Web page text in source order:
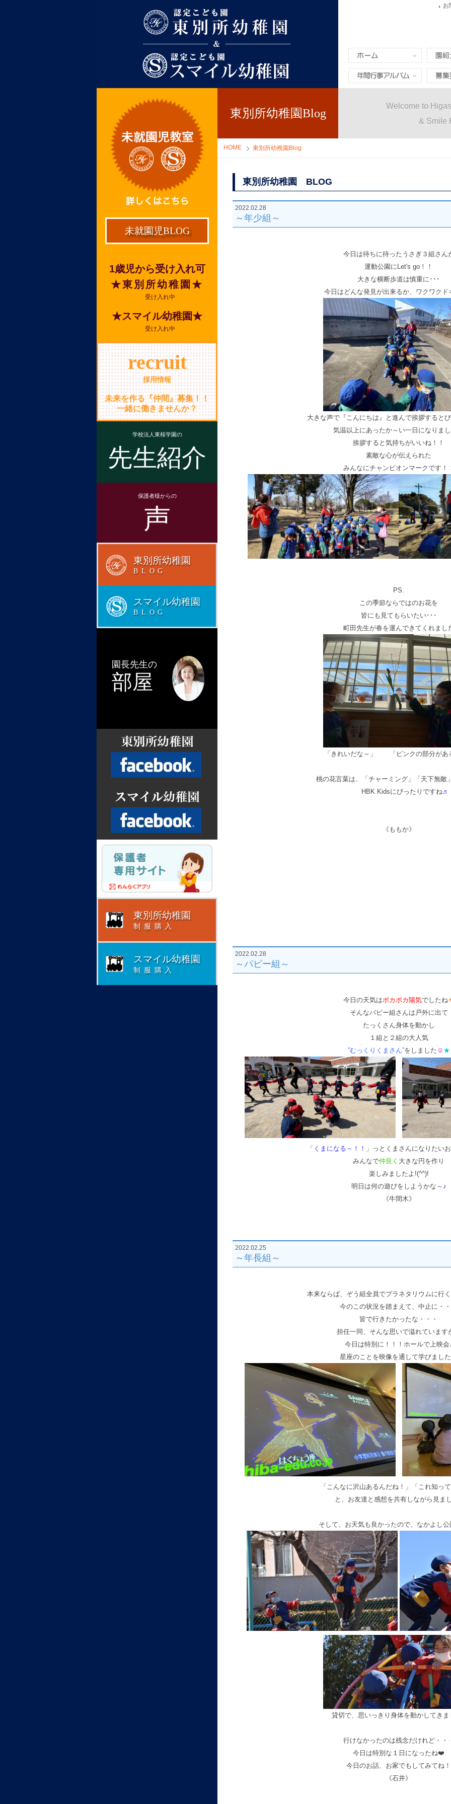
お
園紹介
年間行事&アルバム 募集要
東別所幼稚園Blog
Welcome to
& Smile
HOME 東別所幼稚園Blog
東別所幼稚園 BLOG
2022.02.28
～年少組～
今日は待ちに待ったうさぎ３組さん
運動公園にLet's go！！
大きな横断歩道は慎重に･･･
今日はどんな発見が出来るか、ワクワクド
大きな声で『こんにちは』と進んで挨拶すると
気温以上にあったか～い一日になりま
挨拶すると気持ちがいいね！！
素敵な心が伝えられた
みんなにチャンピオンマークです！
PS.
この季節ならではのお花を
皆にも見てもらいたい･･･
町田先生が春を運んできてくれまし
「きれいだな～」 「ピンクの部分があ
桃の花言葉は、「チャーミング」「天下無敵」
HBK Kidsにぴったりですね♬
《ももか》
2022.02.28
～パピー組～
今日の天気はポカポカ陽気でしたね
そんなパピー組さんは戸外に出て
たっくさん身体を動かし
１組と２組の大人気
”むっくりくまさん”をしました ☺ ★
「くまになる～！！ 」っとくまさんになりたい
みんなで仲良く 大きな円を作り
楽しみましたよ!(^^)!
明日は何の遊びをしようかな～ ♪
《牛間木》
2022.02.25
～年長組～
本来ならば、ぞう組全員でプラネタリウムに行
今のこの状況を踏まえて、中止に・
皆で行きたかったな・・・
担任一同、そんな思いで溢れています
今日は特別に！！！ ホールで上映会
星座のことを映像を通して学びまし
「こんなに沢山あるんだね！」「これ知っ
と、お友達と感想を共有しながら見ま
そして、お天気も良かったので、なかよし
貸切で、思いっきり身体を動かしてきま
行けなかったのは残念だけれど・・
今日は特別な１日になったね❤️
今日のお話、お家でもしてみてね！
《石井》
未就園児BLOG
1歳児から受け入れ可
★東別所幼稚園★
受け入れ中
★スマイル幼稚園★
受け入れ中
recruit
採用情報
未来を作る『仲間』募集！！
一緒に働きませんか？
学校法人東桜学園の
先生紹介
保護者様からの
声
東別所幼稚園
BLOG
スマイル幼稚園
BLOG
園長先生の
部屋
Facebook
Facebook
東別所幼稚園
制服購入
スマイル幼稚園
制服購入